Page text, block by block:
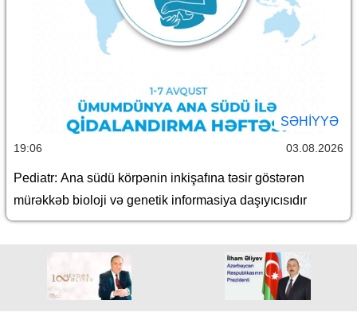
SƏHIYYƏ
19:06 03.08.2026
Pediatr: Ana südü körpənin inkişafına təsir göstərən
mürəkkəb bioloji və genetik informasiya daşıyıcısıdır